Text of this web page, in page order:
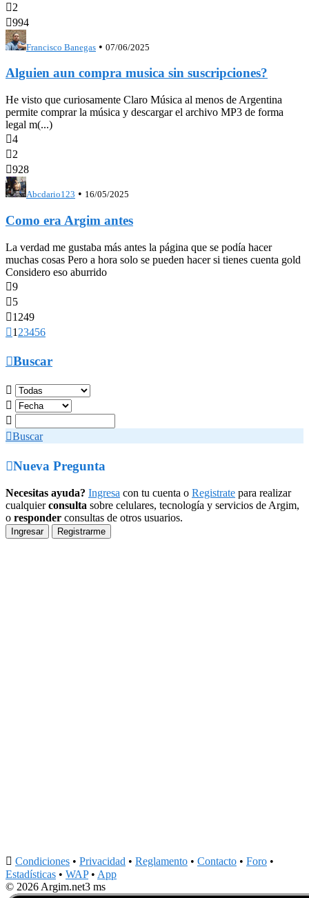
2
994
Francisco Banegas • 07/06/2025
Alguien aun compra musica sin suscripciones?
He visto que curiosamente Claro Música al menos de Argentina
permite comprar la música y descargar el archivo MP3 de forma
legal m(...)
4
2
928
Abcdario123 • 16/05/2025
Como era Argim antes
La verdad me gustaba más antes la página que se podía hacer
muchas cosas Pero a hora solo se pueden hacer si tienes cuenta gold
Considero eso aburrido
9
5
1249
1 23456
Buscar



Buscar
Nueva Pregunta
Necesitas ayuda? Ingresa con tu cuenta o Registrate para realizar
cualquierconsulta sobre celulares, tecnología y servicios de Argim,
o responder consultas de otros usuarios.
Ingresar Registrarme
 Condiciones • Privacidad • Reglamento • Contacto • Foro •
Estadísticas • WAP• App
© 2026 Argim.net3 ms